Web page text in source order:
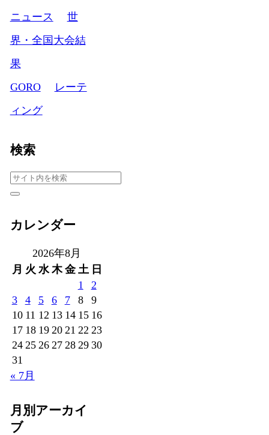
ニュース
世
界・全国大会結
果
GORO
レーテ
ィング
検索
カレンダー
2026年8月
月 火 水 木 金 土 日
1
2
3
4 5 6 7 8
9
10 11 12 13 14 15 16
17 18 19 20 21 22 23
24 25 26 27 28 29 30
31
« 7月
月別アーカイ
ブ